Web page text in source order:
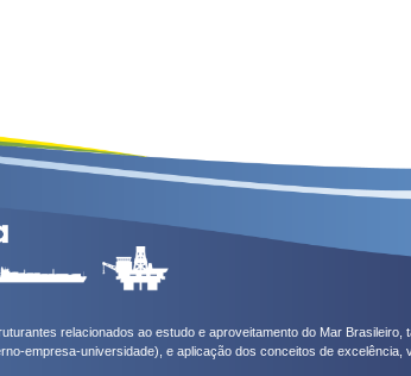
relacionados ao estudo e aproveitamento do Mar Brasileiro,
empresa-universidade), e aplicação dos conceitos de excelência,